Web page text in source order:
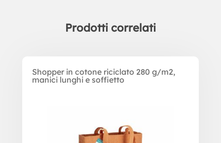
Prodotti correlati
Shopper in cotone riciclato 280 g/m2,
manici lunghi e soffietto